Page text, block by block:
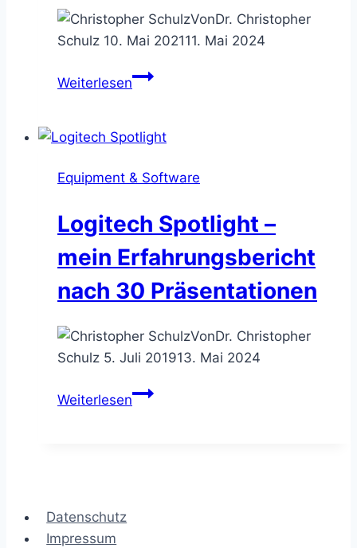
VonDr. Christopher
Schulz 10. Mai 202111. Mai 2024
WeiterlesenDas
–
empfängerorientiert
Equipment & Software
Logitech Spotlight –
mein Erfahrungsbericht
nach 30 Präsentationen
VonDr. Christopher
Schulz 5. Juli 201913. Mai 2024
WeiterlesenLogitech
Datenschutz
Impressum